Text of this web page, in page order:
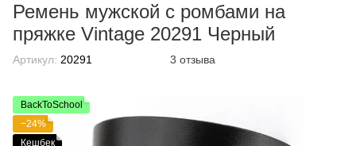
Ремень мужской с ромбами на
пряжке Vintage 20291 Черный
Артикул: 20291 3 отзыва
BackToSchool
−24%
Кешбек